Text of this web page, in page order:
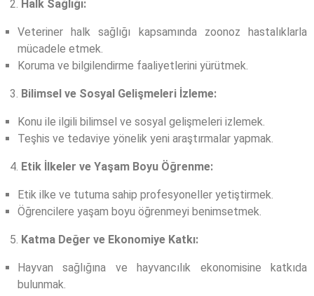
Halk Sağlığı:
Veteriner halk sağlığı kapsamında zoonoz hastalıklarla
mücadele etmek.
Koruma ve bilgilendirme faaliyetlerini yürütmek.
Bilimsel ve Sosyal Gelişmeleri İzleme:
Konu ile ilgili bilimsel ve sosyal gelişmeleri izlemek.
Teşhis ve tedaviye yönelik yeni araştırmalar yapmak.
Etik İlkeler ve Yaşam Boyu Öğrenme:
Etik ilke ve tutuma sahip profesyoneller yetiştirmek.
Öğrencilere yaşam boyu öğrenmeyi benimsetmek.
Katma Değer ve Ekonomiye Katkı:
Hayvan sağlığına ve hayvancılık ekonomisine katkıda
bulunmak.